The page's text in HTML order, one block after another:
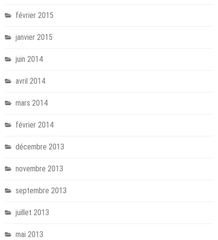
février 2015
janvier 2015
juin 2014
avril 2014
mars 2014
février 2014
décembre 2013
novembre 2013
septembre 2013
juillet 2013
mai 2013